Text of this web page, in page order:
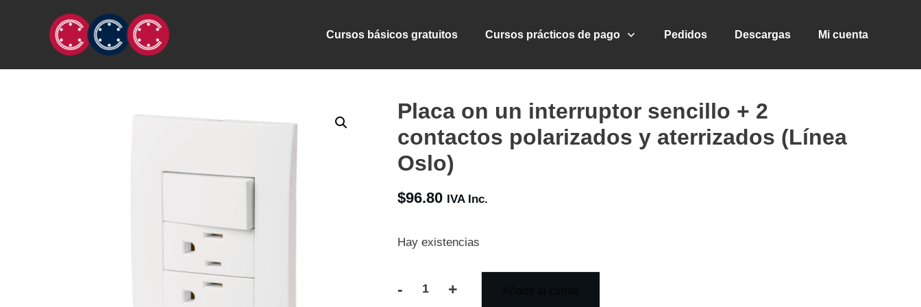
Cursos básicos gratuitos Cursos prácticos de pago Pedidos Descargas Mi cuenta
Placa on un interruptor sencillo + 2
contactos polarizados y aterrizados (Línea
Oslo)
$96.80 IVA Inc.
Hay existencias
- +